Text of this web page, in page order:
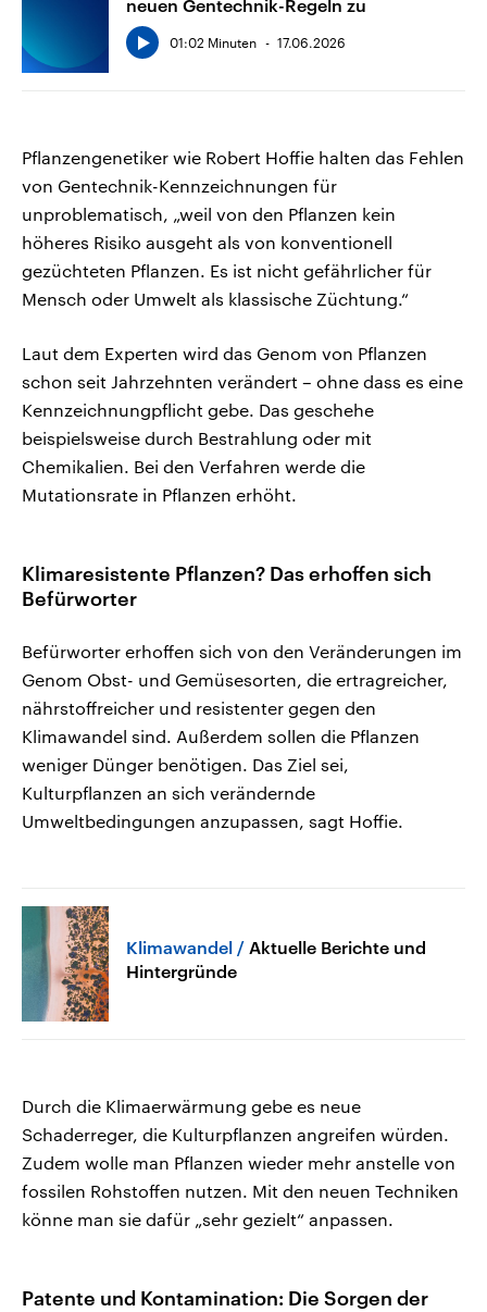
neuen Gentechnik-Regeln zu
01:02 Minuten 17.06.2026
Pflanzengenetiker wie Robert Hoffie halten das Fehlen
von Gentechnik-Kennzeichnungen für
unproblematisch, „weil von den Pflanzen kein
höheres Risiko ausgeht als von konventionell
gezüchteten Pflanzen. Es ist nicht gefährlicher für
Mensch oder Umwelt als klassische Züchtung.“
Laut dem Experten wird das Genom von Pflanzen
schon seit Jahrzehnten verändert – ohne dass es eine
Kennzeichnungpflicht gebe. Das geschehe
beispielsweise durch Bestrahlung oder mit
Chemikalien. Bei den Verfahren werde die
Mutationsrate in Pflanzen erhöht.
Klimaresistente Pflanzen? Das erhoffen sich
Befürworter
Befürworter erhoffen sich von den Veränderungen im
Genom Obst- und Gemüsesorten, die ertragreicher,
nährstoffreicher und resistenter gegen den
Klimawandel sind. Außerdem sollen die Pflanzen
weniger Dünger benötigen. Das Ziel sei,
Kulturpflanzen an sich verändernde
Umweltbedingungen anzupassen, sagt Hoffie.
Klimawandel
Aktuelle Berichte und
Hintergründe
Durch die Klimaerwärmung gebe es neue
Schaderreger, die Kulturpflanzen angreifen würden.
Zudem wolle man Pflanzen wieder mehr anstelle von
fossilen Rohstoffen nutzen. Mit den neuen Techniken
könne man sie dafür „sehr gezielt“ anpassen.
Patente und Kontamination: Die Sorgen der